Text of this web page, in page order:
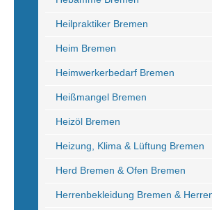
Heilpraktiker Bremen
Heim Bremen
Heimwerkerbedarf Bremen
Heißmangel Bremen
Heizöl Bremen
Heizung, Klima & Lüftung Bremen
Herd Bremen & Ofen Bremen
Herrenbekleidung Bremen &